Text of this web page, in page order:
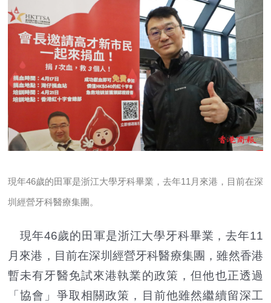
現年46歲的田軍是浙江大學牙科畢業，去年11月來港，目前在深
圳經營牙科醫療集團。
現年46歲的田軍是浙江大學牙科畢業，去年11
月來港，目前在深圳經營牙科醫療集團，雖然香港
暫未有牙醫免試來港執業的政策，但他也正透過
「協會」爭取相關政策，目前他雖然繼續留深工